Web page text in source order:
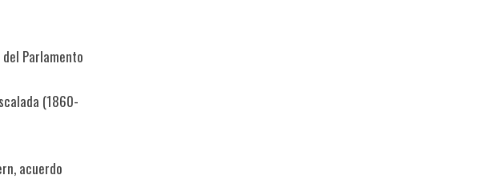
Parlamento
(1860-
acuerdo